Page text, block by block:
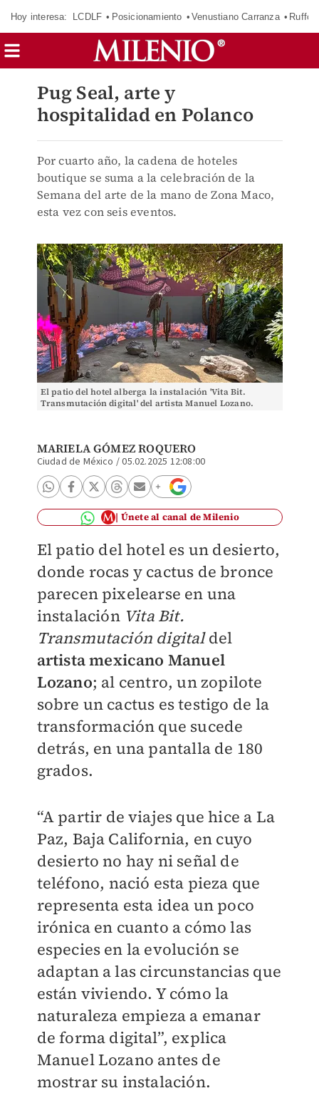
Hoy interesa: LCDLF Posicionamiento Venustiano Carranza Ruffo
Pug Seal, arte y
hospitalidad en Polanco
Por cuarto año, la cadena de hoteles
boutique se suma a la celebración de la
Semana del arte de la mano de Zona Maco,
esta vez con seis eventos.
El patio del hotel alberga la instalación 'Vita Bit.
Transmutación digital' del artista Manuel Lozano.
MARIELA GÓMEZ ROQUERO
Ciudad de México /05.02.2025 12:08:00
Únete al canal de Milenio
El patio del hotel es un desierto,
donde rocas y cactus de bronce
parecen pixelearse en una
instalación Vita Bit.
Transmutación digitaldel
artista mexicano Manuel
Lozano; al centro, un zopilote
sobre un cactus es testigo de la
transformación que sucede
detrás, en una pantalla de 180
grados.
“A partir de viajes que hice a La
Paz, Baja California, en cuyo
desierto no hay ni señal de
teléfono, nació esta pieza que
representa esta idea un poco
irónica en cuanto a cómo las
especies en la evolución se
adaptan a las circunstancias que
están viviendo. Y cómo la
naturaleza empieza a emanar
de forma digital”, explica
Manuel Lozano antes de
mostrar su instalación.